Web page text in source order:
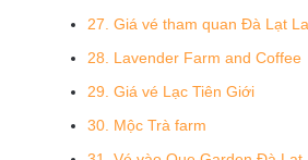
27. Giá vé tham quan Đà Lạt
28. Lavender Farm and Coffee
29. Giá vé Lạc Tiên Giới
30. Mộc Trà farm